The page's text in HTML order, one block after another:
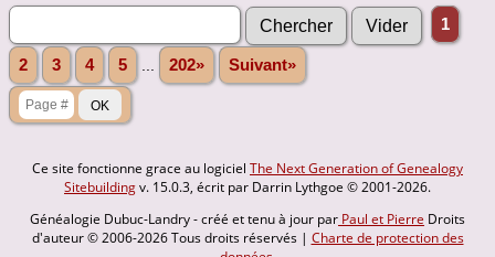
1
2 3 4 5 ... 202» Suivant»
Ce site fonctionne grace au logiciel The Next Generation of Genealogy
Sitebuildingv. 15.0.3, écrit par Darrin Lythgoe © 2001-2026.
Généalogie Dubuc-Landry - créé et tenu à jour par Paul et Pierre Droits
d'auteur © 2006-2026 Tous droits réservés | Charte de protection des